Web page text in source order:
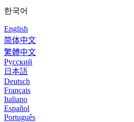
한국어
English
简体中文
繁體中文
Русский
日本語
Deutsch
Français
Italiano
Español
Português